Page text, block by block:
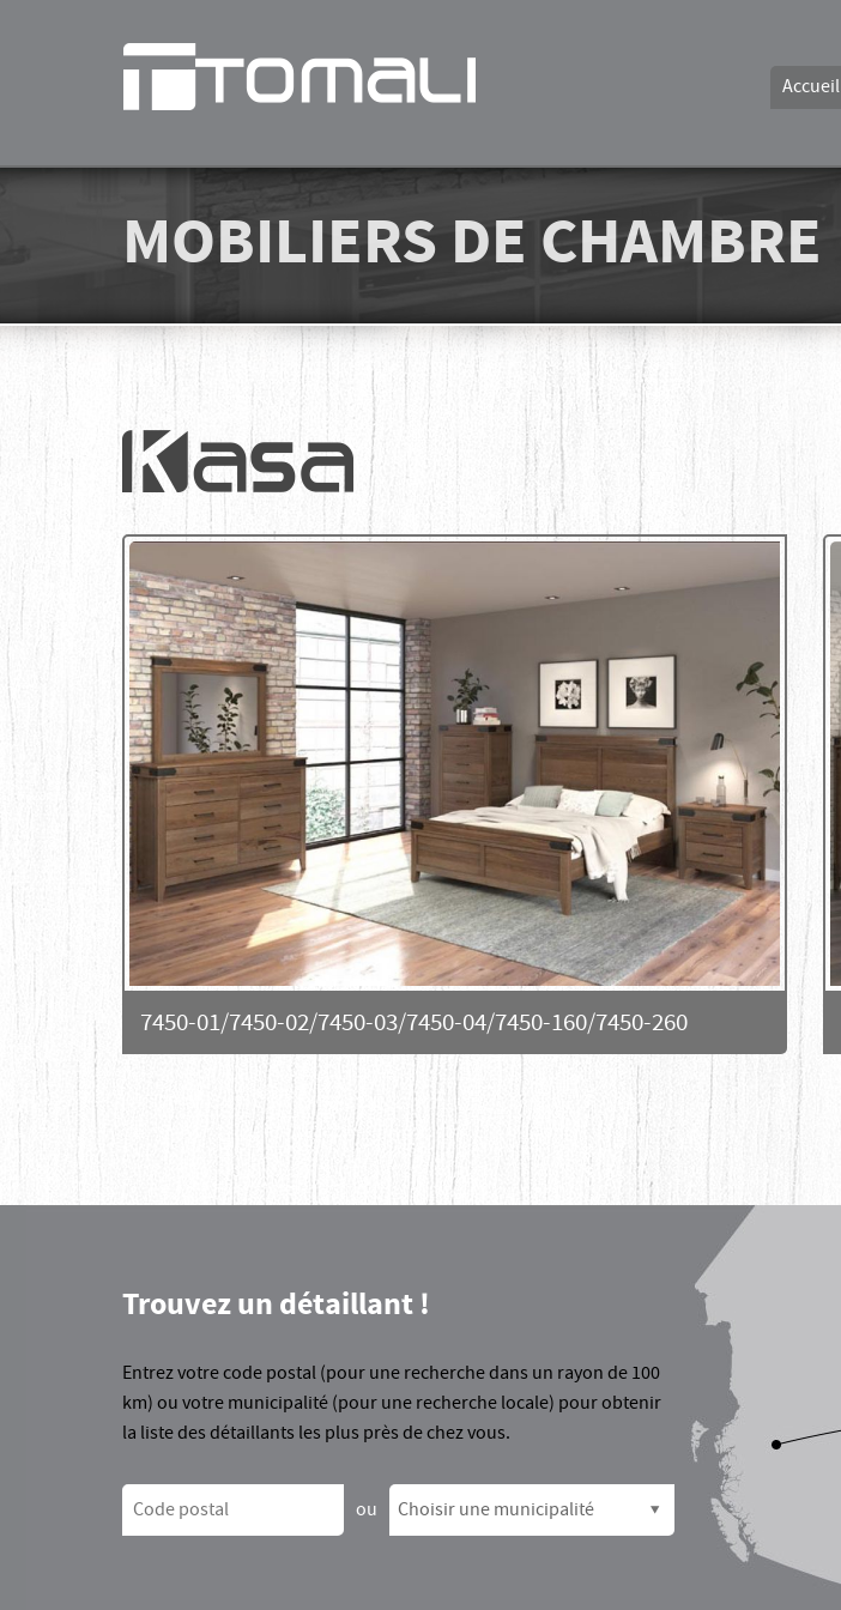
Accueil
MOBILIERS DE CHAMBRE
Kasa
7450-01/7450-02/7450-03/7450-04/7450-160/7450-260
Trouvez un détaillant !
Entrez votre code postal (pour une recherche dans un rayon de 100
km) ou votre municipalité (pour une recherche locale) pour obtenir
la liste des détaillants les plus près de chez vous.
Code postal
ou Choisir une municipalité